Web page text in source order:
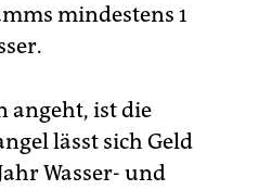
mindestens 1
angeht, ist die
lässt sich Geld
Wasser- und